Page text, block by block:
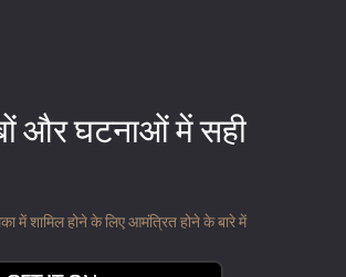
और घटनाओं में सही
में शामिल होने के लिए आमंत्रित होने के बारे में